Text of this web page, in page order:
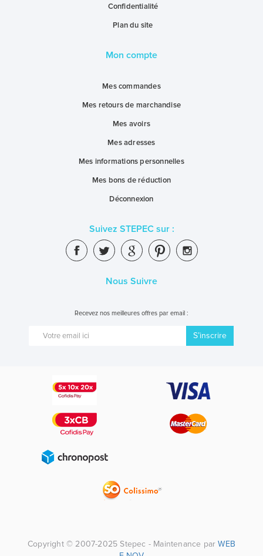
Confidentialité
Plan du site
Mon compte
Mes commandes
Mes retours de marchandise
Mes avoirs
Mes adresses
Mes informations personnelles
Mes bons de réduction
Déconnexion
Suivez STEPEC sur :
Nous Suivre
Recevez nos meilleures offres par email :
S’inscrire
Copyright © 2007-2025 Stepec - Maintenance parWEB